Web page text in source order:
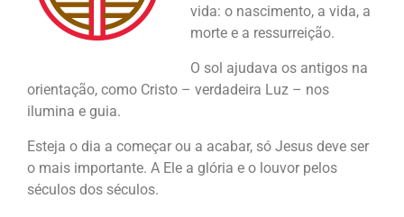
vida: o nascimento, a vida, a
morte e a ressurreição.
O sol ajudava os antigos na
orientação, como Cristo – verdadeira Luz – nos
ilumina e guia.
Esteja o dia a começar ou a acabar, só Jesus deve ser
o mais importante. A Ele a glória e o louvor pelos
séculos dos séculos.